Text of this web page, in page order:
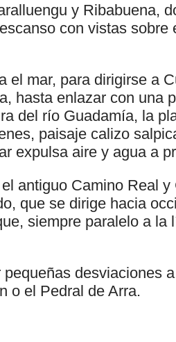
y Ribabuena,
con vistas sobre
el mar, para dirigirse a
hasta enlazar con una
del río Guadamía, la
paisaje calizo
expulsa aire y agua a
antiguo Camino Real y
que se dirige hacia
siempre paralelo a la
desviaciones
o el Pedral de Arra.